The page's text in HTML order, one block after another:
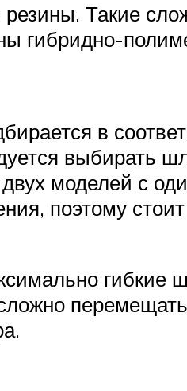
Такие
гибридно-
в
выбирать
моделей с
поэтому стоит
гибкие
сложно